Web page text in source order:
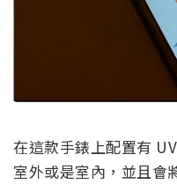
在這款手錶上配置有
室外或是室內，並且會